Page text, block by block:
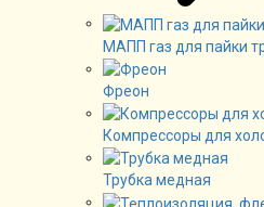
МАПП газ для пайки
Фреон
Компрессоры для
Трубка медная